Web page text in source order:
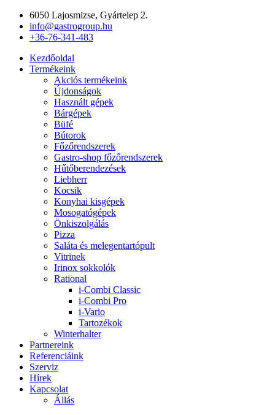
Ugrás
tartalomhoz
6050 Lajosmizse, Gyártelep 2.
info@gastrogroup.hu
+36-76-341-483
Kezdőoldal
Termékeink
Akciós termékeink
Újdonságok
Használt gépek
Bárgépek
Büfé
Bútorok
Főzőrendszerek
Gastro-shop főzőrendszerek
Hűtőberendezések
Liebherr
Kocsik
Konyhai kisgépek
Mosogatógépek
Önkiszolgálás
Pizza
Saláta és melegentartópult
Vitrinek
Irinox sokkolók
Rational
i-Combi Classic
i-Combi Pro
i-Vario
Tartozékok
Winterhalter
Partnereink
Referenciáink
Szerviz
Hírek
Kapcsolat
Állás